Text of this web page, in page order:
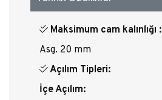
Maksimum cam kalınlığı :
Asg. 20 mm
Açılım Tipleri:
İçe Açılım: